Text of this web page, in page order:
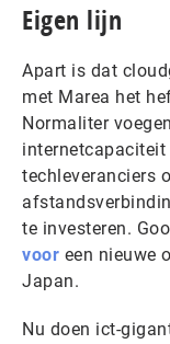
Eigen lijn
Apart is dat
met Marea het
Normaliter
techleveranciers
te investeren.
voor een nieuwe
Japan.
Nu doen ict-